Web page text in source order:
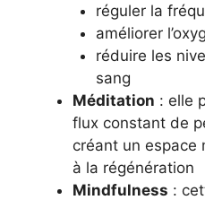
réguler la
améliorer
réduire les
sang
Méditation : elle
flux constant de
créant un espace
à la régénération
Mindfulness :